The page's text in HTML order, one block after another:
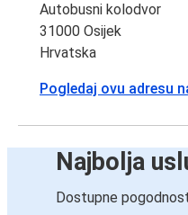
Autobusni kolodvor
31000 Osijek
Hrvatska
Pogledaj ovu adresu
Najbolja
Dostupne